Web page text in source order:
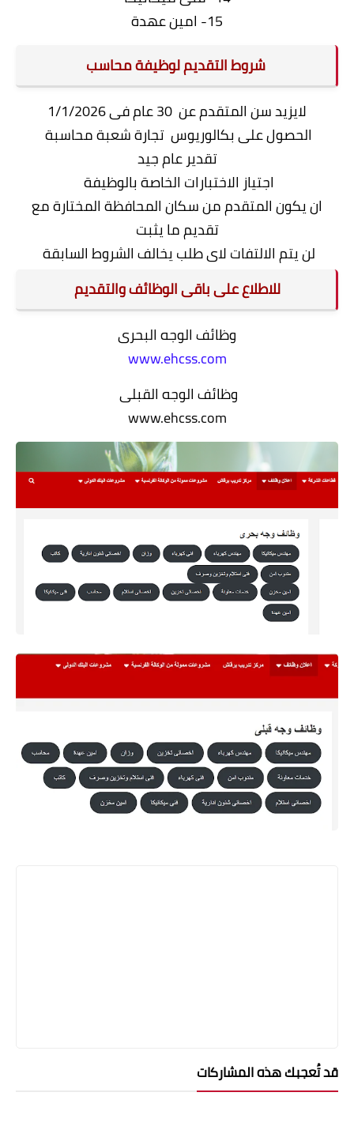
15- امين عهدة
شروط التقديم لوظيفة محاسب
لايزيد سن المتقدم عن 30 عام فى 1/1/2026
الحصول على بكالوريوس تجارة شعبة محاسبة
تقدير عام جيد
اجتياز الاختبارات الخاصة بالوظيفة
ان يكون المتقدم من سكان المحافظة المختارة مع
تقديم ما يثبت
لن يتم الالتفات لاى طلب يخالف الشروط السابقة
للاطلاع على باقى الوظائف والتقديم
وظائف الوجه البحرى
www.ehcss.com
وظائف الوجه القبلى
www.ehcss.com
قد تُعجبك هذه المشاركات